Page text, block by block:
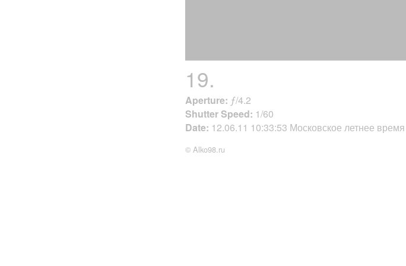
19.
Aperture: ƒ/4.2
Shutter Speed: 1/60
Date: 12.06.11 10:33:53 Московское летнее время
© Alko98.ru